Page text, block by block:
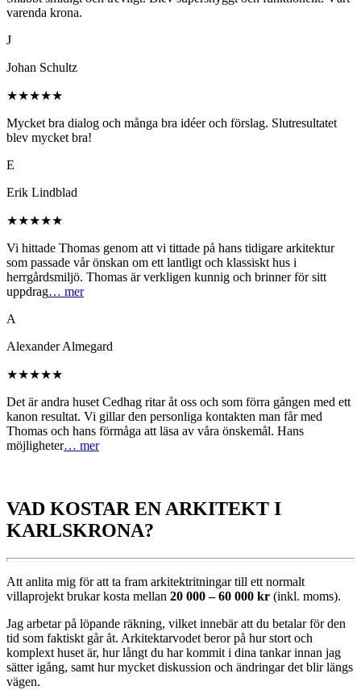
varenda krona.
J
Johan Schultz
★★★★★
Mycket bra dialog och många bra idéer och förslag. Slutresultatet
blev mycket bra!
E
Erik Lindblad
★★★★★
Vi hittade Thomas genom att vi tittade på hans tidigare arkitektur
som passade vår önskan om ett lantligt och klassiskt hus i
herrgårdsmiljö. Thomas är verkligen kunnig och brinner för sitt
uppdrag… mer
A
Alexander Almegard
★★★★★
Det är andra huset Cedhag ritar åt oss och som förra gången med ett
kanon resultat. Vi gillar den personliga kontakten man får med
Thomas och hans förmåga att läsa av våra önskemål. Hans
möjligheter… mer
VAD KOSTAR EN ARKITEKT I
KARLSKRONA?
Att anlita mig för att ta fram arkitektritningar till ett normalt
villaprojekt brukar kosta mellan 20 000 – 60 000 kr (inkl. moms).
Jag arbetar på löpande räkning, vilket innebär att du betalar för den
tid som faktiskt går åt. Arkitektarvodet beror på hur stort och
komplext huset är, hur långt du har kommit i dina tankar innan jag
sätter igång, samt hur mycket diskussion och ändringar det blir längs
vägen.